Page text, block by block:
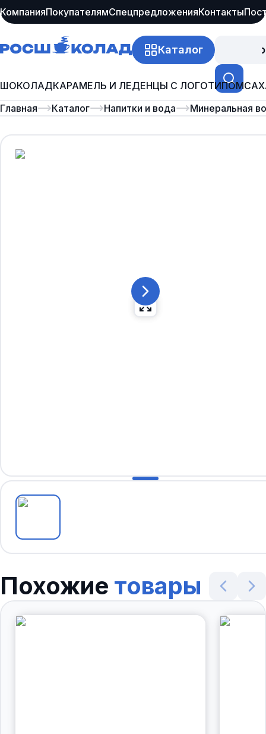
КомпанияПокупателямСпецпредложенияКонтакты
Каталог
ШОКОЛАДКАРАМЕЛЬ И ЛЕДЕНЦЫ С ЛОГОТИПОМ
Главная
Каталог Напитки и вода Минеральная
Похожие товары